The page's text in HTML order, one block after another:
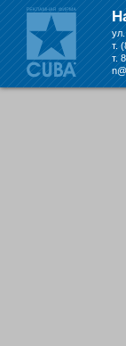
13 Мая 2019
Лазерная
Набережных
т.
т.